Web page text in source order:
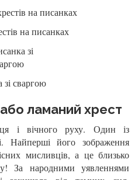
на писанках
сваргою
ламаний хрест
і вічного руху. Один із
Найперші його зображення
мисливців, а це близько
За народними уявленнями